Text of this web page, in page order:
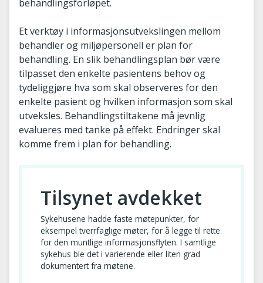
behandlingsforløpet.
Et verktøy i informasjonsutvekslingen mellom
behandler og miljøpersonell er plan for
behandling. En slik behandlingsplan bør være
tilpasset den enkelte pasientens behov og
tydeliggjøre hva som skal observeres for den
enkelte pasient og hvilken informasjon som skal
utveksles. Behandlingstiltakene må jevnlig
evalueres med tanke på effekt. Endringer skal
komme frem i plan for behandling.
Tilsynet avdekket
Sykehusene hadde faste møtepunkter, for
eksempel tverrfaglige møter, for å legge til rette
for den muntlige informasjonsflyten. I samtlige
sykehus ble det i varierende eller liten grad
dokumentert fra møtene.